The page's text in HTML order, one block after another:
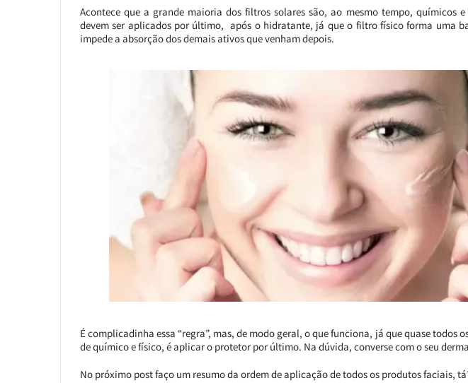
Acontece que a grande maioria dos filtros solares são, ao mesmo tempo, químicos
devem ser aplicados por último, após o hidratante, já que o filtro físico forma uma
impede a absorção dos demais ativos que venham depois.
É complicadinha essa “regra”, mas, de modo geral, o que funciona, já que quase todos
de químico e físico, é aplicar o protetor por último. Na dúvida, converse com o seu
No próximo post faço um resumo da ordem de aplicação de todos os produtos faciais,